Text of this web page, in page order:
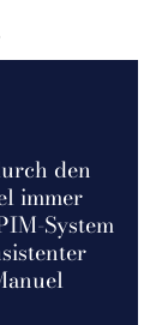
den
immer
System